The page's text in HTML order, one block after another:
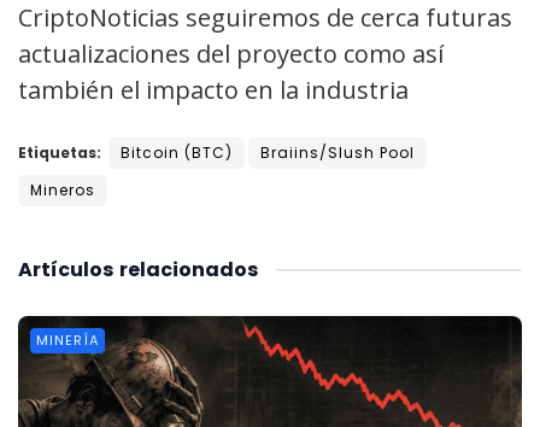
CriptoNoticias seguiremos de cerca futuras
actualizaciones del proyecto como así
también el impacto en la industria
Etiquetas: Bitcoin (BTC)
Braiins/Slush Pool
Mineros
relacionados
Artículos
MINERÍA